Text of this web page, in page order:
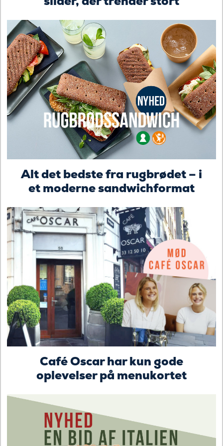
Alt det bedste fra rugbrødet – i
et moderne sandwichformat
Café Oscar har kun gode
oplevelser på menukortet